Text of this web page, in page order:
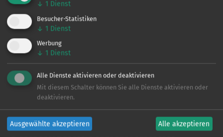
Fangmeldungen:
• Brassen
• Karpfen
• Schleie
• Zander
• div. Weißfische
↓ 1 Dienst
Besucher-Statistiken
↓ 1 Dienst
Werbung
↓ 1 Dienst
Alle Dienste aktivieren oder deaktivieren
Mit diesem Schalter können Sie alle Dienste aktivieren oder
deaktivieren.
Ausgewählte akzeptieren Alle akzeptieren